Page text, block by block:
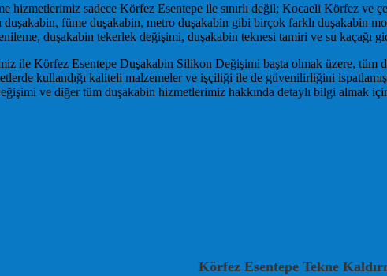
hizmetlerimiz sadece Körfez Esentepe ile sınırlı değil; Kocaeli Körfez
füme duşakabin, metro duşakabin gibi birçok farklı duşakabin
duşakabin tekerlek değişimi, duşakabin teknesi tamiri ve su kaçağı
ile Körfez Esentepe Duşakabin Silikon Değişimi başta olmak üzere,
kullandığı kaliteli malzemeler ve işçiliği ile de güvenilirliğini
ve diğer tüm duşakabin hizmetlerimiz hakkında detaylı bilgi almak
Körfez Esentepe Tekne